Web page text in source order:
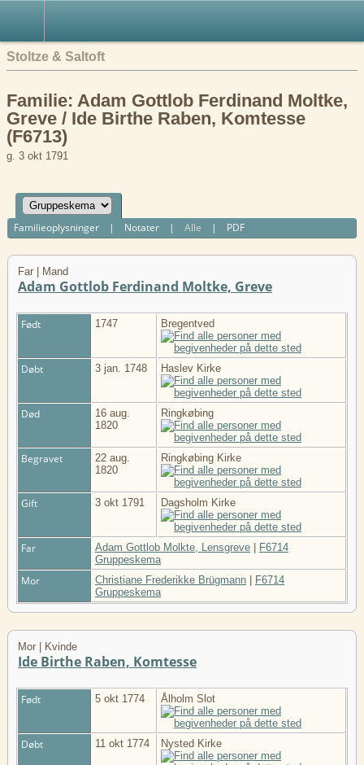
Stoltze & Saltoft
Familie: Adam Gottlob Ferdinand Moltke,
Greve / Ide Birthe Raben, Komtesse
(F6713)
g. 3 okt 1791
Familieoplysninger | Notater |Alle | PDF
Far | Mand
Adam Gottlob Ferdinand Moltke, Greve
Født 1747 Bregentved
Døbt 3 jan. 1748 Haslev Kirke
Død
16 aug.
1820
Ringkøbing
Begravet
22 aug.
1820
Ringkøbing Kirke
Gift 3 okt 1791 Dagsholm Kirke
Far Adam Gottlob Molkte, Lensgreve
F6714
Gruppeskema
Mor Christiane Frederikke Brügmann
F6714
Gruppeskema
Mor | Kvinde
Ide Birthe Raben, Komtesse
Født 5 okt 1774 Ålholm Slot
Døbt 11 okt 1774 Nysted Kirke